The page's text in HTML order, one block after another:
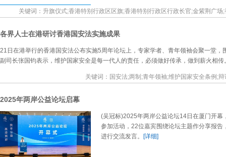
关键词：升旗仪式;香港特别行政区区旗;香港特别行政区行政长官;金紫荆广
各界人士在港研讨香港国安法实施成果
21日在港举行的香港国安法公布实施5周年论坛上，专家学者、青年领袖会聚一堂
副司长张国钧表示，维护国家安全是每一代人的责任，必须做好传承，做到薪火相传
关键词：国安法;两制;青年领袖;维护国家安全条例;
2025年两岸公益论坛启幕
(吴冠标)2025年两岸公益论坛14日在厦门开
参加活动，22位嘉宾围绕论坛主题作分享报
进行交流发言。
[详细]